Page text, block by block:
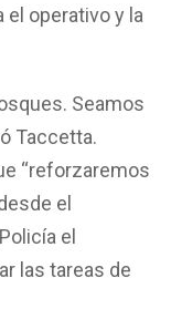
operativo y la
Seamos
Taccetta.
“reforzaremos
el
el
las tareas de